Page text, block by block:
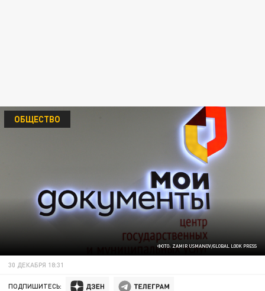
ФОТО: ZAMIR USMANOV/GLOBAL LOOK PRESS
ОБЩЕСТВО
30 ДЕКАБРЯ 18:31
ПОДПИШИТЕСЬ: